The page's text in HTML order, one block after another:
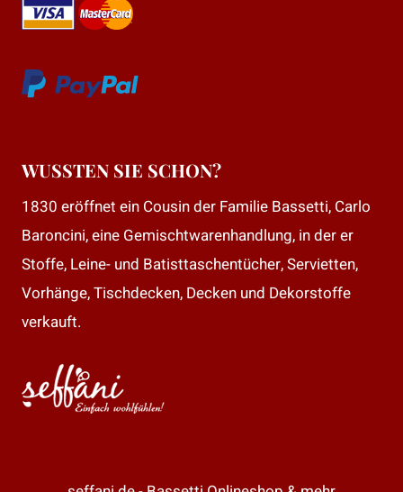
WUSSTEN SIE SCHON?
1830 eröffnet ein Cousin der Familie Bassetti, Carlo
Baroncini, eine Gemischtwarenhandlung, in der er
Stoffe, Leine- und Batisttaschentücher, Servietten,
Vorhänge, Tischdecken, Decken und Dekorstoffe
verkauft.